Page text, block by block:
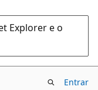
Explorer e o
Entrar